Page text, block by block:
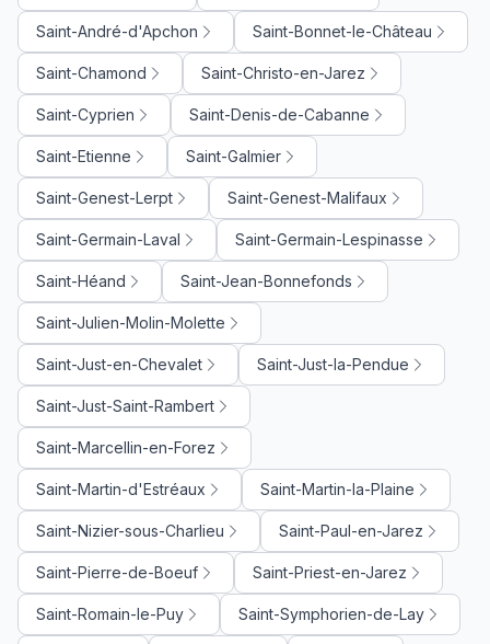
Saint-André-d'Apchon Saint-Bonnet-le-Château
Saint-Chamond Saint-Christo-en-Jarez
Saint-Cyprien Saint-Denis-de-Cabanne
Saint-Etienne Saint-Galmier
Saint-Genest-Lerpt Saint-Genest-Malifaux
Saint-Germain-Laval Saint-Germain-Lespinasse
Saint-Héand Saint-Jean-Bonnefonds
Saint-Julien-Molin-Molette
Saint-Just-en-Chevalet Saint-Just-la-Pendue
Saint-Just-Saint-Rambert
Saint-Marcellin-en-Forez
Saint-Martin-d'Estréaux Saint-Martin-la-Plaine
Saint-Nizier-sous-Charlieu Saint-Paul-en-Jarez
Saint-Pierre-de-Boeuf Saint-Priest-en-Jarez
Saint-Romain-le-Puy Saint-Symphorien-de-Lay